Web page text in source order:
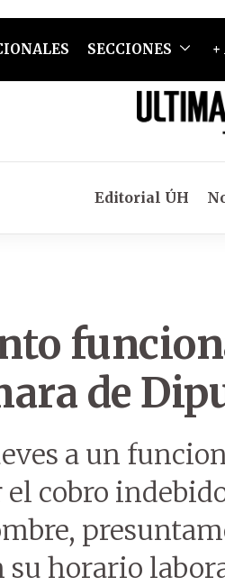
SECCIONES +
Editorial ÚH
de
a un
cobro
su horario